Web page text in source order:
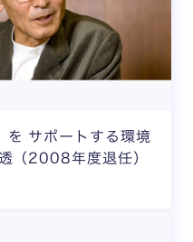
を サポートする環境
（2008年度退任）